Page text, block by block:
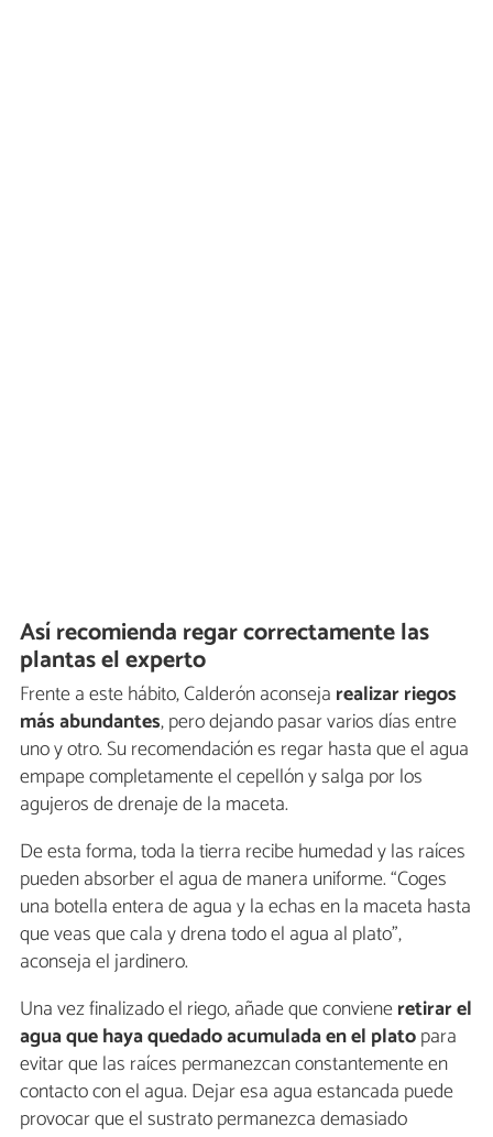
Así recomienda regar correctamente las
plantas el experto
Frente a este hábito, Calderón aconseja realizarriegos
más abundantes, pero dejando pasar varios días entre
uno y otro. Su recomendación es regar hasta que el agua
empape completamente el cepellón y salga por los
agujeros de drenaje de la maceta.
De esta forma, toda la tierra recibe humedad y las raíces
pueden absorber el agua de manera uniforme. “Coges
una botella entera de agua y la echas en la maceta hasta
que veas que cala y drena todo el agua al plato”,
aconseja el jardinero.
Una vez finalizado el riego, añade que convieneretirar el
agua que haya quedado acumulada en el platopara
evitar que las raíces permanezcan constantemente en
contacto con el agua. Dejar esa agua estancada puede
provocar que el sustrato permanezca demasiado